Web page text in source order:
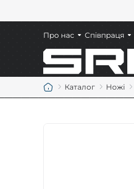
Про нас Співпраця
Каталог Ножі